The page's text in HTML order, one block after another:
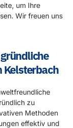
um Ihre
Wir freuen uns
Kelsterbach
zu
Methoden
effektiv und